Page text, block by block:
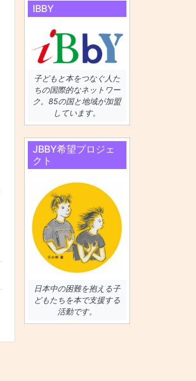
IBBY
子どもと本をつなぐ人た
ちの国際的なネットワー
ク。85の国と地域が加盟
しています。
JBBY希望プロジェ
クト
日本中の困難を抱える子
どもたちを本で支援する
活動です。